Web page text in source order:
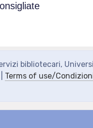
bibliotecari,
Terms of use/